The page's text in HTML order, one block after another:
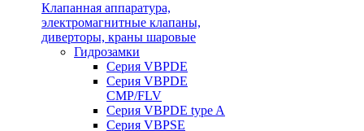
Клапанная аппаратура,
электромагнитные клапаны,
диверторы, краны шаровые
Гидрозамки
Серия VBPDE
Серия VBPDE
CMP/FLV
Серия VBPDE type A
Серия VBPSE